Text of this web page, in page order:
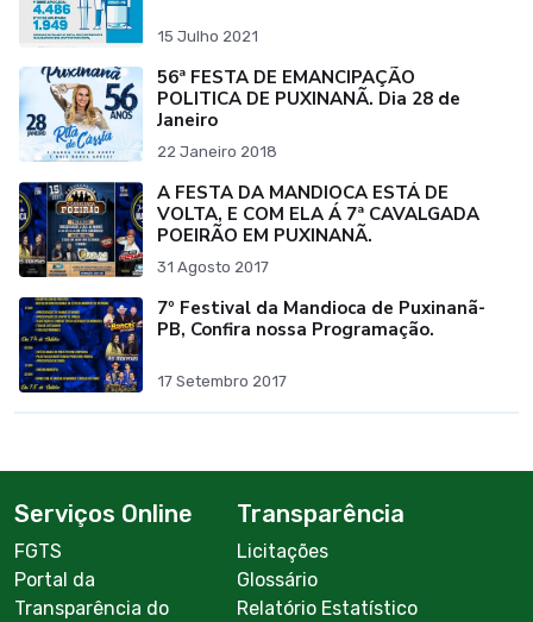
15 Julho 2021
56ª FESTA DE EMANCIPAÇÃO
POLITICA DE PUXINANÃ. Dia 28 de
Janeiro
22 Janeiro 2018
A FESTA DA MANDIOCA ESTÁ DE
VOLTA, E COM ELA Á 7ª CAVALGADA
POEIRÃO EM PUXINANÃ.
31 Agosto 2017
7º Festival da Mandioca de Puxinanã-
PB, Confira nossa Programação.
17 Setembro 2017
Serviços Online
FGTS
Portal da
Transparência do
Transparência
Licitações
Glossário
Relatório Estatístico